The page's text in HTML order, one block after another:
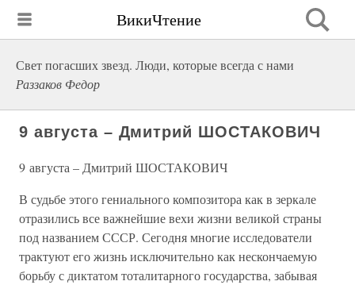
ВикиЧтение
Свет погасших звезд. Люди, которые всегда с нами
Раззаков Федор
9 августа – Дмитрий ШОСТАКОВИЧ
9 августа – Дмитрий ШОСТАКОВИЧ
В судьбе этого гениального композитора как в зеркале
отразились все важнейшие вехи жизни великой страны
под названием СССР. Сегодня многие исследователи
трактуют его жизнь исключительно как нескончаемую
борьбу с диктатом тоталитарного государства, забывая